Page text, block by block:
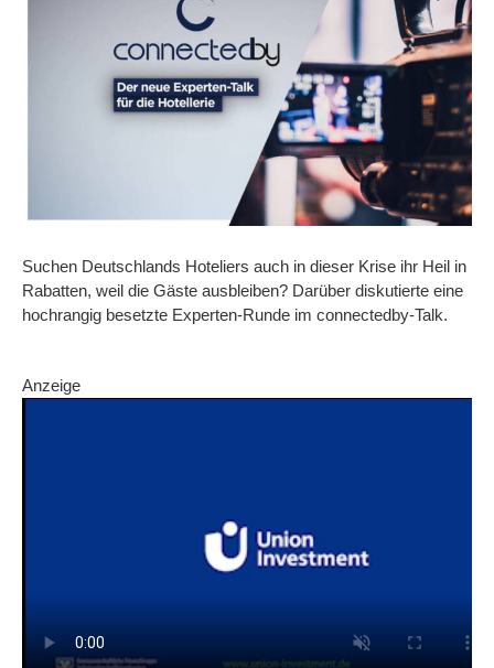
Suchen Deutschlands Hoteliers auch in dieser Krise ihr Heil in
Rabatten, weil die Gäste ausbleiben? Darüber diskutierte eine
hochrangig besetzte Experten-Runde im connectedby-Talk.
Anzeige